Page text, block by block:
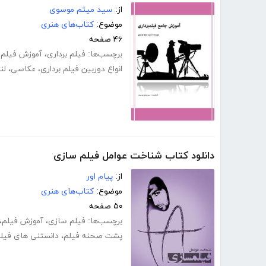
از: سید میثم موسوی
موضوع: کتاب‌های هنری
۴۶ صفحه
برچسب‌ها: فیلم برداری، آموزش فیلم
انواع دوربین فیلم برداری، عکاسی،
دانلود کتاب شناخت عوامل فیلم سازی
از: پیام اور
موضوع: کتاب‌های هنری
۵۰ صفحه
برچسب‌ها: فیلم سازی، آموزش فیلم
پشت صحنه فیلم، دانستنی های